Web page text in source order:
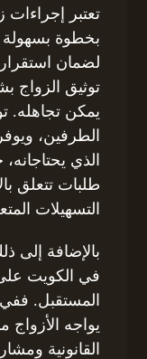
تعتبر
بخطوة
لضمان
توثيق
يمكن تجاهله.
الطرفين،
الذي
طلبات تتعلق
التسهيلات
بالإضافة إلى
في الكويت
المستقبل.
يواجه
القانونية